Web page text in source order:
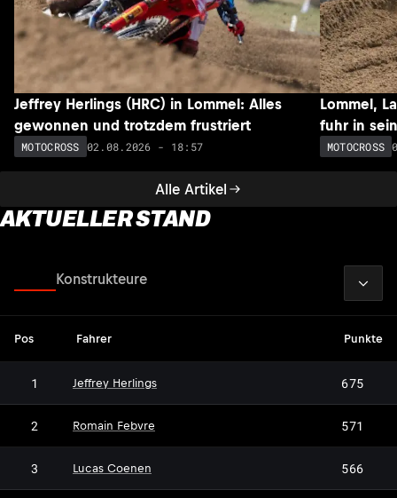
Alle Artikel
Jeffrey Herlings (HRC) in Lommel: Alles
gewonnen und trotzdem frustriert
MOTOCROSS 02.08.2026 - 18:57
Lommel,
fuhr in
MOTOCROSS
AKTUELLER STAND
Konstrukteure
Pos Fahrer Punkte
1 Jeffrey Herlings 675
2 Romain Febvre 571
3 Lucas Coenen 566